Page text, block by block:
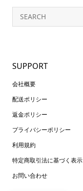
SUPPORT
会社概要
配送ポリシー
返金ポリシー
プライバシーポリシー
利用規約
特定商取引法に基づく表示
お問い合わせ